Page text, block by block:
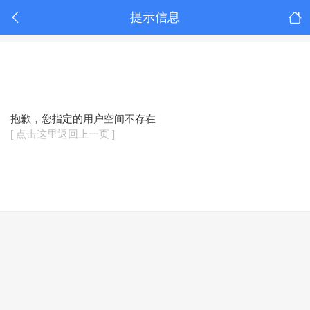
提示信息
抱歉，您指定的用户空间不存在
[ 点击这里返回上一页 ]